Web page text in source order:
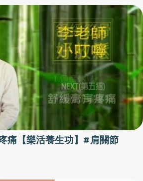
書寫能力，孩子視覺空間概念、動作能力
方位的考量，才能讓孩子手部運用自如的
、燈光照明、正確坐姿衛生福利部南投醫
書寫能力方面，除了要有合適桌椅、適
、正確握筆方法及書寫技巧，我們還要考
、動作能力發展有無符合書寫能力需求，
的協助。加強動作能力 足以穩定握筆孩
不足造成的，必須加強動作能力，讓其成
好手掌內的筆桿，手部才能運用自如的寫
治療師針對手部書寫動作能力，分為上肢
動作要考量的有：1） 肩胛肌肉及關節
子如有足夠的爬行，肩關節穩定度會較
痛【樂活養生功】#肩關節